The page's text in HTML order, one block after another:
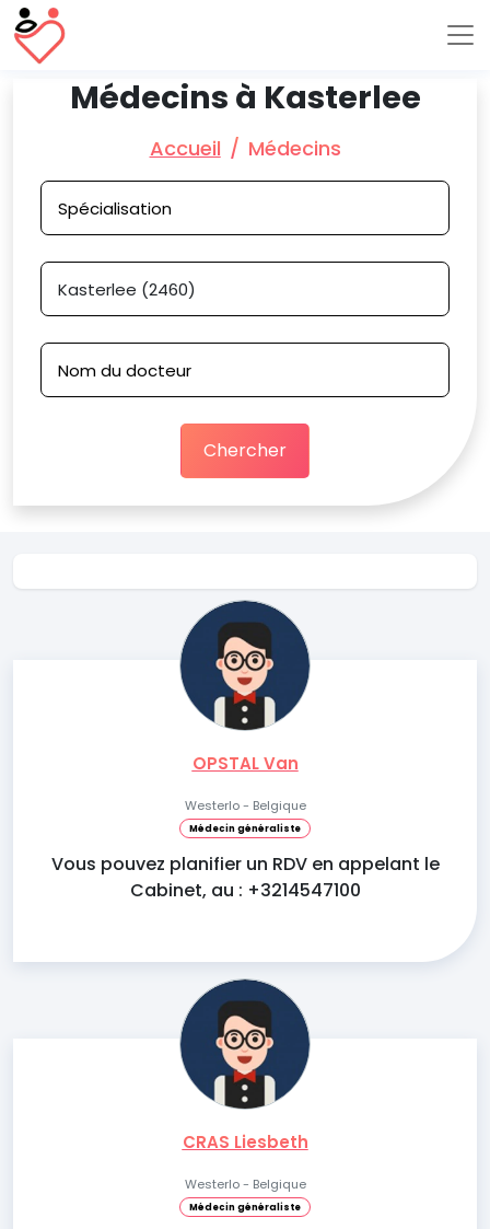
Médecins à Kasterlee
Accueil Médecins
Chercher
OPSTAL Van
Westerlo - Belgique
Médecin généraliste
Vous pouvez planifier un RDV en appelant le
Cabinet, au : +3214547100
CRAS Liesbeth
Westerlo - Belgique
Médecin généraliste